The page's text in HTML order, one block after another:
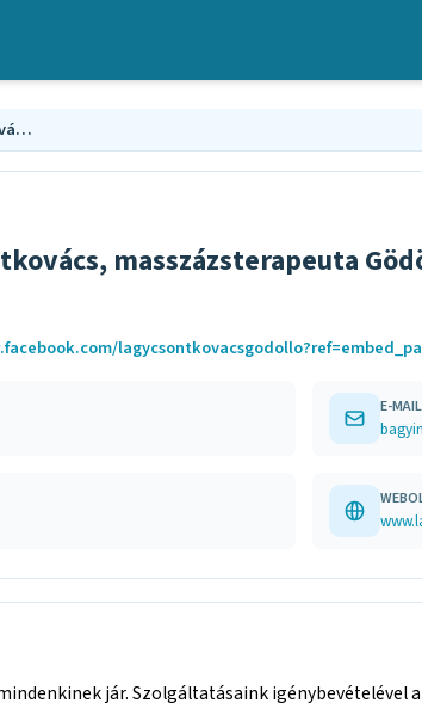
Bagyin József Lágycsontkovács, masszázsterapeuta Gödöllő
masszázsterapeuta
E-MAIL
jár. Szolgáltatásaink